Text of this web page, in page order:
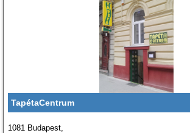
TapétaCentrum
1081 Budapest,